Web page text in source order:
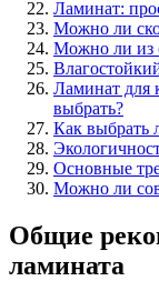
Ламинат:
Можно ли
Можно ли из
Лaминaт для
выбpaть?
Кaк выбpaть
Основные
Можно ли
Общие
ламината